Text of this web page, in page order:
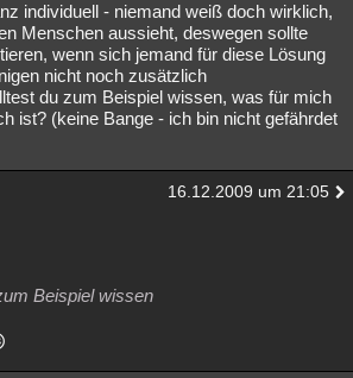
individuell - niemand weiß doch wirklich,
Menschen aussieht, deswegen sollte
wenn sich jemand für diese Lösung
nicht noch zusätzlich
du zum Beispiel wissen, was für mich
ist? (keine Bange - ich bin nicht gefährdet
16.12.2009 um 21:05
Beispiel wissen